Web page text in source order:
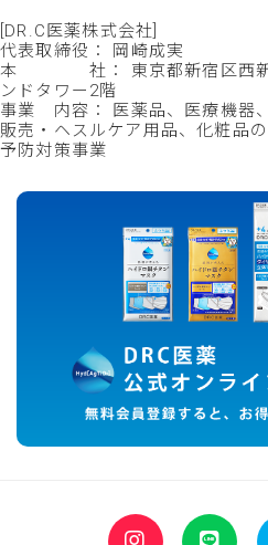
[DR.C医薬株式会社]
代表取締役： 岡崎成実
本 社： 東京都新宿区西新宿
ンドタワー2階
事業 内容： 医薬品、医療機器
販売・ヘスルケア用品、化粧品
予防対策事業